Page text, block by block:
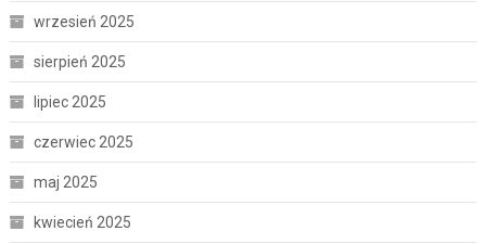
wrzesień 2025
sierpień 2025
lipiec 2025
czerwiec 2025
maj 2025
kwiecień 2025